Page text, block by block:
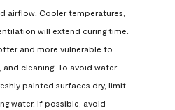
airflow. Cooler temperatures,
will extend curing time.
and more vulnerable to
cleaning. To avoid water
painted surfaces dry, limit
water. If possible, avoid